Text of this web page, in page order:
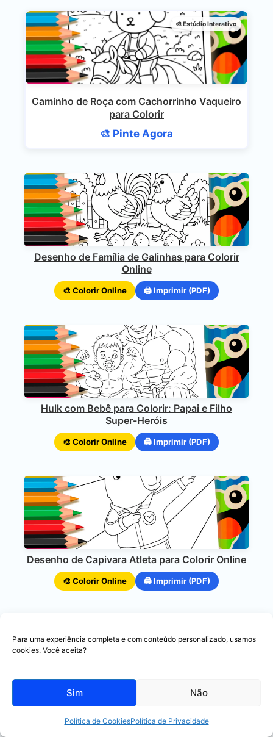
Para uma experiência completa e com conteúdo personalizado, usamos
cookies. Você aceita?
Sim Não
Política de CookiesPolítica de Privacidade
🎨 Estúdio Interativo
Caminho de Roça com Cachorrinho Vaqueiro
para Colorir
🎨 Pinte Agora
Desenho de Família de Galinhas para Colorir
Online
🎨 Colorir Online 🖨️ Imprimir (PDF)
Hulk com Bebê para Colorir: Papai e Filho
Super-Heróis
🎨 Colorir Online 🖨️ Imprimir (PDF)
Desenho de Capivara Atleta para Colorir Online
🎨 Colorir Online 🖨️ Imprimir (PDF)
Ursinhos Pai e Filho se Abraçando para Colorir
🎨 Colorir Online 🖨️ Imprimir (PDF)